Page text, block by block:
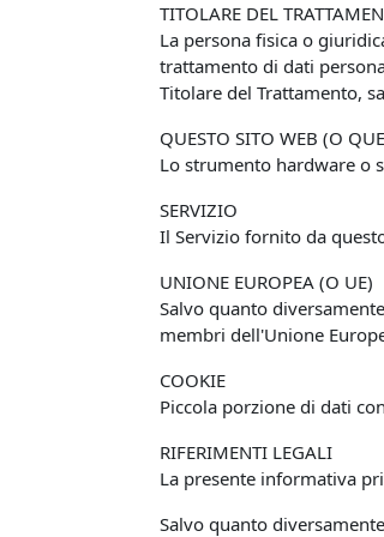
TITOLARE DEL
La persona fisica o
trattamento di dati
Titolare del Trattamento,
QUESTO SITO WEB (O
Lo strumento hardware o
SERVIZIO
Il Servizio fornito da
UNIONE EUROPEA (O UE)
Salvo quanto
membri dell'Unione
COOKIE
Piccola porzione di dati
RIFERIMENTI LEGALI
La presente informativa
Salvo quanto